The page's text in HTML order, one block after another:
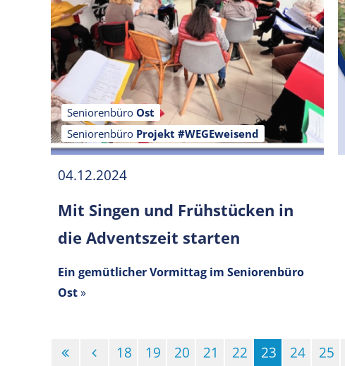
Seniorenbüro Ost
Seniorenbüro Projekt #WEGEweisend
04.12.2024
Mit Singen und Frühstücken in
die Adventszeit starten
Ein gemütlicher Vormittag im Seniorenbüro
Ost»
18 19 20 21 22
23
24 25